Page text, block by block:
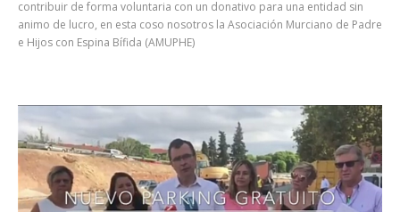
contribuir de forma voluntaria con un donativo para una entidad sin
animo de lucro, en esta coso nosotros la Asociación Murciano de Padre
e Hijos con Espina Bífida (AMUPHE)